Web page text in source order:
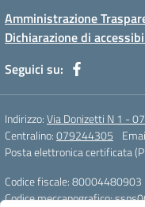
Amministrazione
Dichiarazione di
Seguici su:
Indirizzo:Via Donizetti N 1 -
Centralino:079244305
Posta elettronica certificata
Codice fiscale: 80004480903
Codice meccanografico: